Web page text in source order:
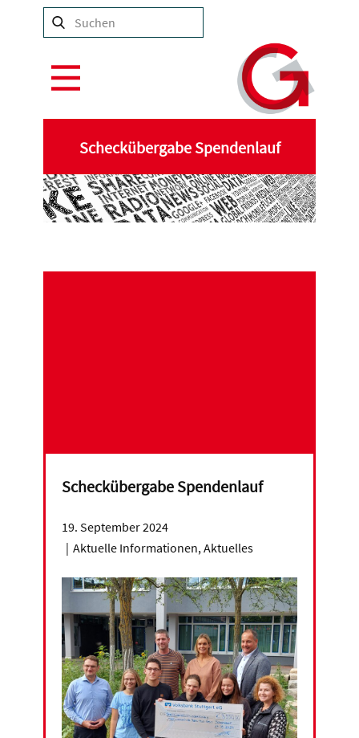
Scheckübergabe Spendenlauf
Scheckübergabe Spendenlauf
19. September 2024
Aktuelle Informationen,Aktuelles